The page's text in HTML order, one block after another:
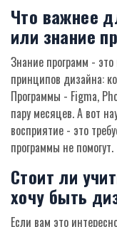
Что важнее
или знание
Знание программ -
принципов дизайна:
Программы - Figma,
пару месяцев. А вот
восприятие - это
программы не помогут.
Стоит ли
хочу быть
Если вам это